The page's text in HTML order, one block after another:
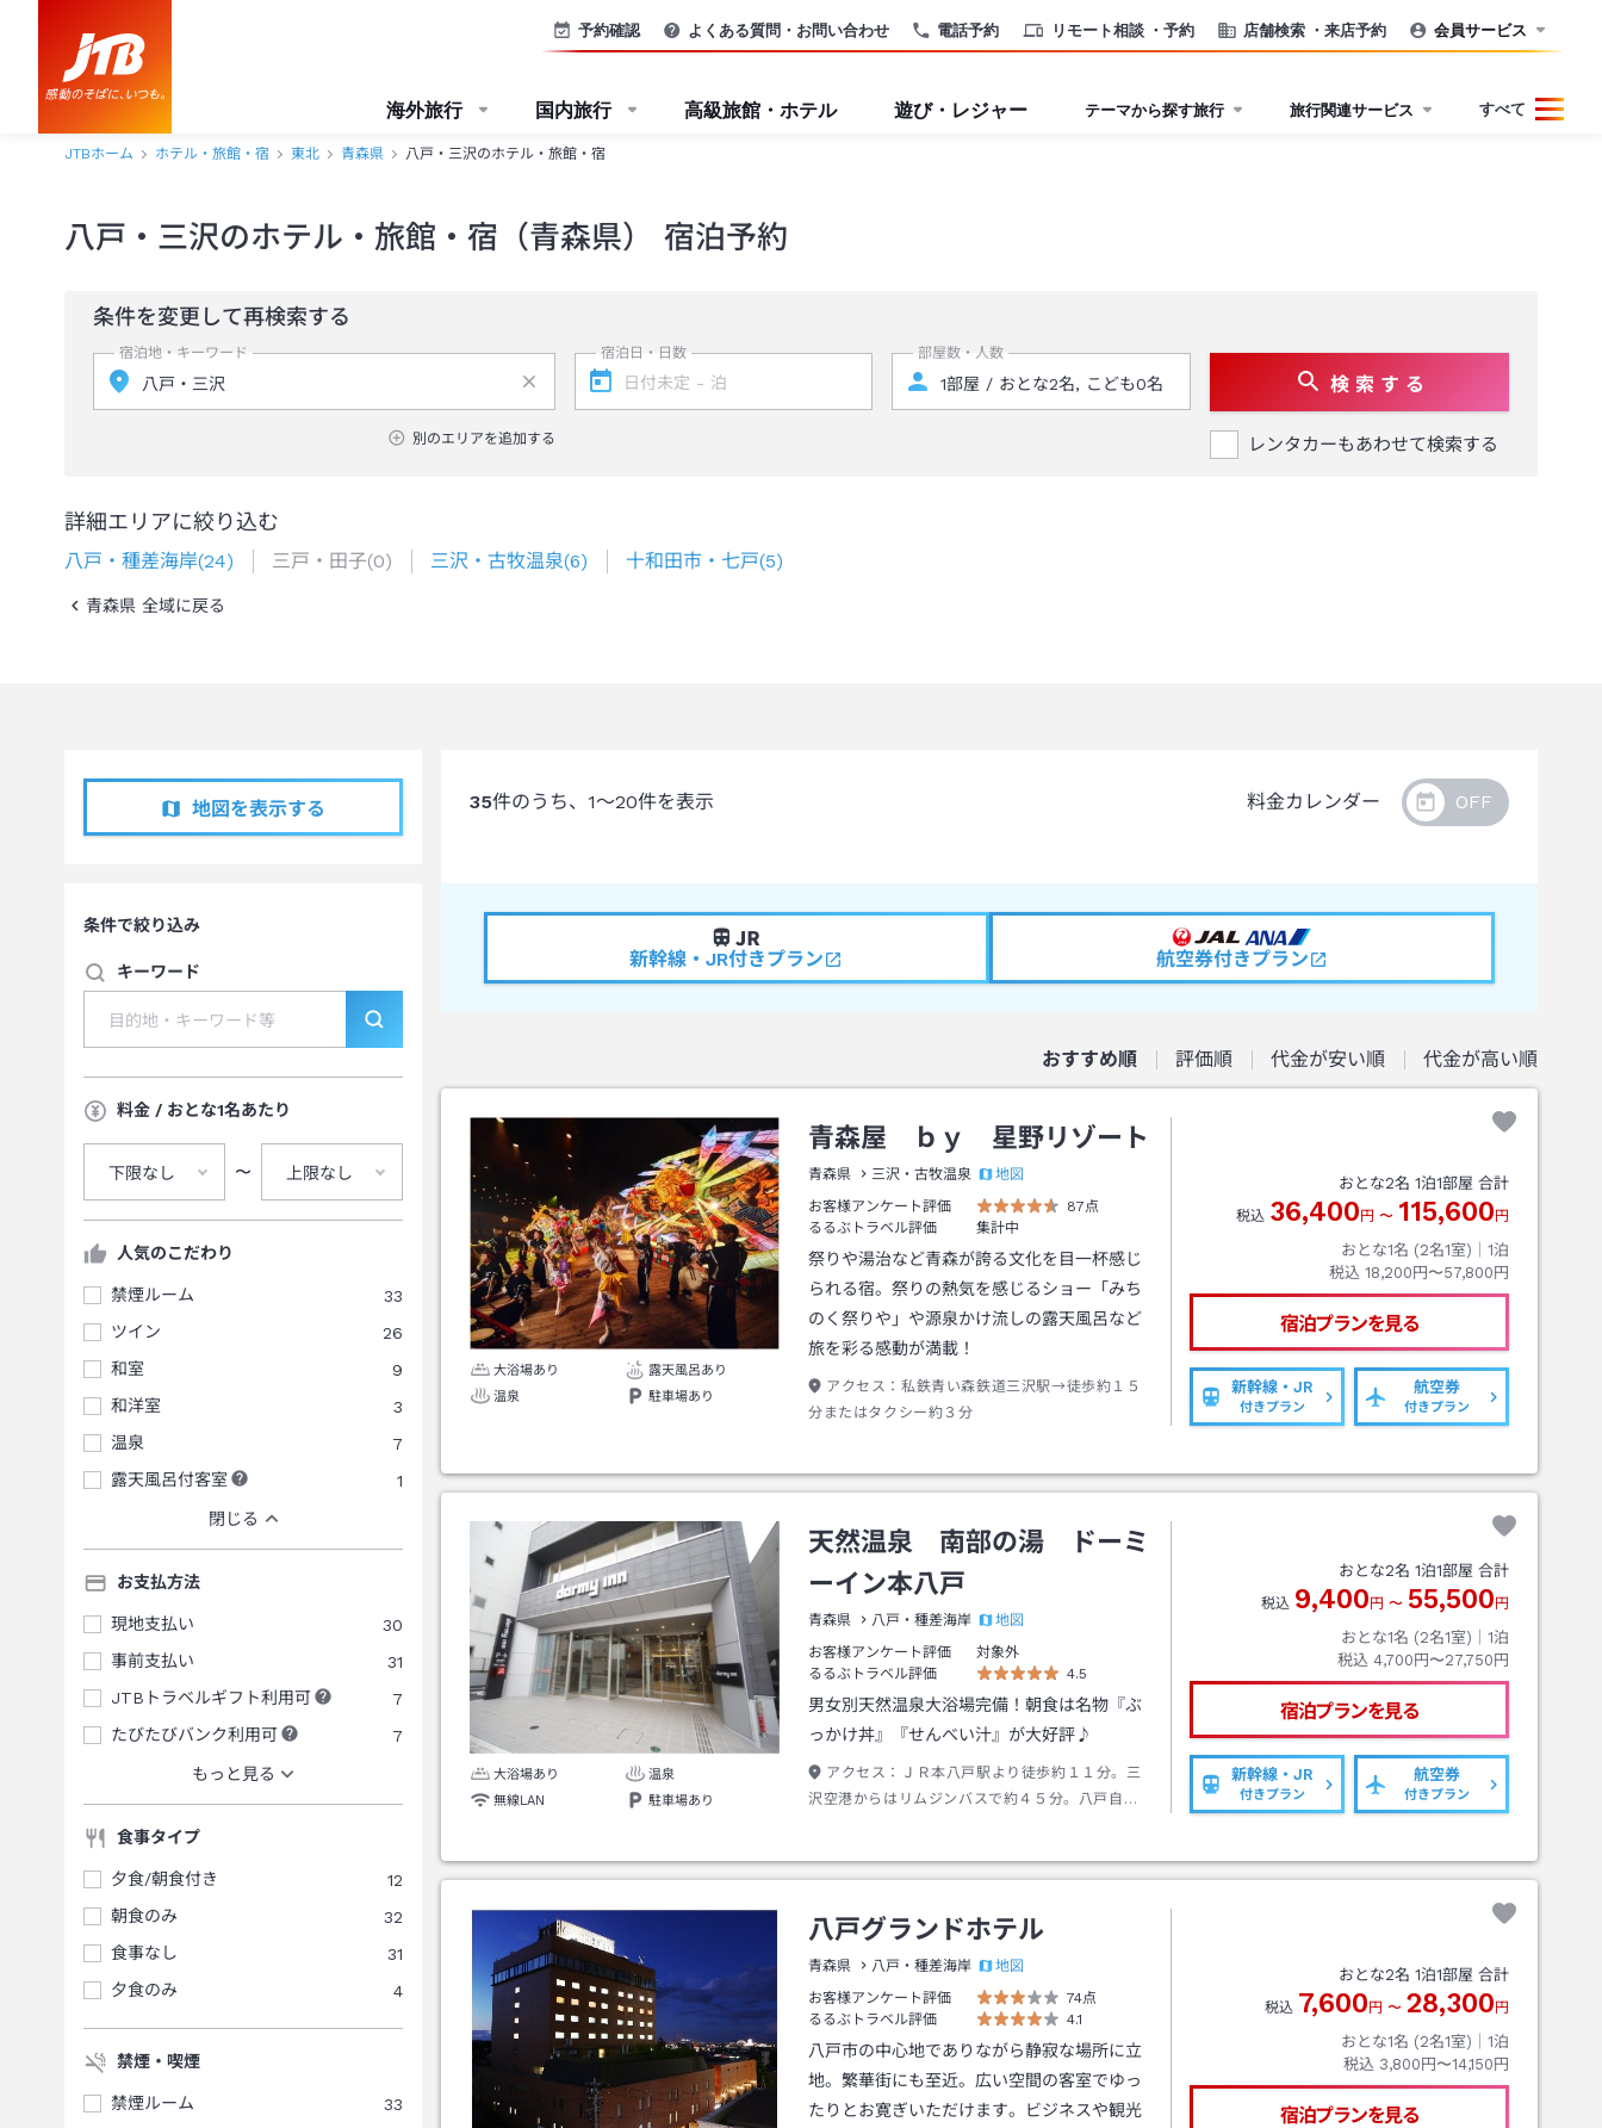
電話予約 リモート相談 ・予約 店舗検索 ・来店予約
予約確認 よくある質問・お問い合わせ 会員サービス
海外旅行 国内旅行 高級旅館・ホテル 遊び・レジャー テーマから探す旅行 旅行関連サービス すべて
JTBホーム ホテル・旅館・宿 東北 青森県 八戸・三沢のホテル・旅館・宿
八戸・三沢のホテル・旅館・宿（青森県） 宿泊予約
条件を変更して再検索する
宿泊地・キーワード
別のエリアを追加する
宿泊日・日数 部屋数・人数
検 索 す る
レンタカーもあわせて検索する
詳細エリアに絞り込む
八戸・種差海岸(24) 三戸・田子(0) 三沢・古牧温泉(6) 十和田市・七戸(5)
青森県 全域に戻る
地図を表示する
条件で絞り込み
キーワード
料金 / おとな1名あたり
下限なし 〜 上限なし
人気のこだわり
禁煙ルーム
33
ツイン
26
和室
9
和洋室
3
温泉
7
露天風呂付客室
1
閉じる
お支払方法
現地支払い
30
事前支払い
31
JTBトラベルギフト利用可
7
たびたびバンク利用可
7
もっと見る
食事タイプ
夕食/朝食付き
12
朝食のみ
32
食事なし
31
夕食のみ
4
禁煙・喫煙
禁煙ルーム
33
35件のうち、 1～20件を表示 料金カレンダー
新幹線・JR付きプラン 航空券付きプラン
おすすめ順 評価順 代金が安い順 代金が高い順
大浴場あり
露天風呂あり
温泉
駐車場あり
青森屋 ｂｙ 星野リゾート
青森県 三沢・古牧温泉
地図
お客様アンケート評価
87点
るるぶトラベル評価
集計中
祭りや湯治など青森が誇る文化を目一杯感じ
られる宿。祭りの熱気を感じるショー「みち
のく祭りや」や源泉かけ流しの露天風呂など
旅を彩る感動が満載！
アクセス： 私鉄青い森鉄道三沢駅→徒歩約１５
分またはタクシー約３分
おとな2名 1泊1部屋 合計
税込 36,400 円 〜 115,600 円
おとな1名 (2名1室)｜ 1泊
税込 18,200円〜57,800円
宿泊プランを見る
新幹線・JR
付きプラン
航空券
付きプラン
大浴場あり
温泉
無線LAN
駐車場あり
天然温泉 南部の湯 ドーミ
ーイン本八戸
青森県 八戸・種差海岸
地図
お客様アンケート評価
対象外
るるぶトラベル評価
4.5
男女別天然温泉大浴場完備！朝食は名物『ぶ
っかけ丼』『せんべい汁』が大好評♪
アクセス：
ＪＲ本八戸駅より徒歩約１１分。三
沢空港からはリムジンバスで約４５分。八戸自動
おとな2名 1泊1部屋 合計
税込 9,400 円 〜 55,500 円
おとな1名 (2名1室)｜ 1泊
税込 4,700円〜27,750円
宿泊プランを見る
新幹線・JR
付きプラン
航空券
付きプラン
八戸グランドホテル
青森県 八戸・種差海岸
地図
お客様アンケート評価
74点
るるぶトラベル評価
4.1
八戸市の中心地でありながら静寂な場所に立
地。繁華街にも至近。広い空間の客室でゆっ
たりとお寛ぎいただけます。ビジネスや観光
おとな2名 1泊1部屋 合計
税込 7,600 円 〜 28,300 円
おとな1名 (2名1室)｜ 1泊
税込 3,800円〜14,150円
宿泊プランを見る